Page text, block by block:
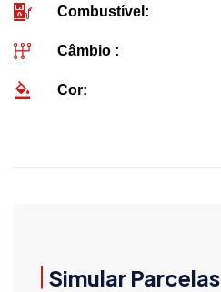
Combustível:
Câmbio :
Cor:
Simular Parcelas